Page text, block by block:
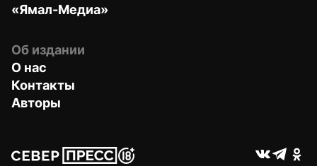
«Ямал-Медиа»
Об издании
О нас
Контакты
Авторы